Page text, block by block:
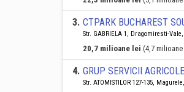
3. CTPARK BUCHAREST
Str. GABRIELA 1, Dragomiresti-
20,7 milioane lei (4,7
4. GRUP SERVICII
Str. ATOMISTILOR 127-135,